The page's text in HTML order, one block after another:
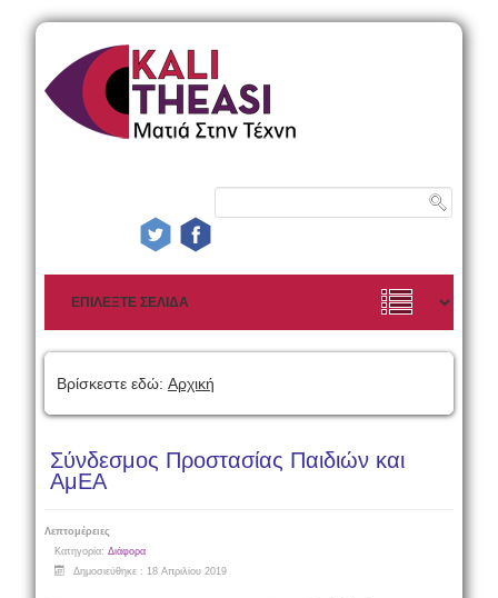
Βρίσκεστε εδώ: Αρχική
Σύνδεσμος Προστασίας Παιδιών και
ΑμΕΑ
Λεπτομέρειες
Κατηγορία: Διάφορα
Δημοσιεύθηκε : 18 Απριλίου 2019